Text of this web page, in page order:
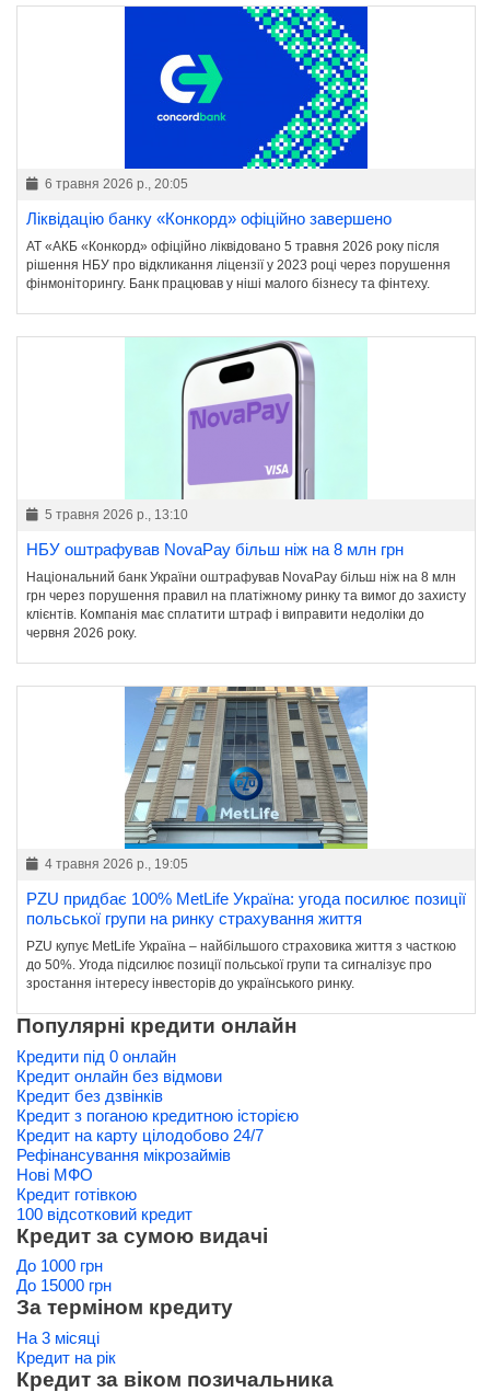
6 травня 2026 р., 20:05
Ліквідацію банку «Конкорд» офіційно завершено
АТ «АКБ «Конкорд» офіційно ліквідовано 5 травня 2026 року після
рішення НБУ про відкликання ліцензії у 2023 році через порушення
фінмоніторингу. Банк працював у ніші малого бізнесу та фінтеху.
5 травня 2026 р., 13:10
НБУ оштрафував NovaPay більш ніж на 8 млн грн
Національний банк України оштрафував NovaPay більш ніж на 8 млн
грн через порушення правил на платіжному ринку та вимог до захисту
клієнтів. Компанія має сплатити штраф і виправити недоліки до
червня 2026 року.
4 травня 2026 р., 19:05
PZU придбає 100% MetLife Україна: угода посилює позиції
польської групи на ринку страхування життя
PZU купує MetLife Україна – найбільшого страховика життя з часткою
до 50%. Угода підсилює позиції польської групи та сигналізує про
зростання інтересу інвесторів до українського ринку.
Популярні кредити онлайн
Кредити під 0 онлайн
Кредит онлайн без відмови
Кредит без дзвінків
Кредит з поганою кредитною історією
Кредит на карту цілодобово 24/7
Рефінансування мікрозаймів
Нові МФО
Кредит готівкою
100 відсотковий кредит
Кредит за сумою видачі
До 1000 грн
До 15000 грн
За терміном кредиту
На 3 місяці
Кредит на рік
Кредит за віком позичальника